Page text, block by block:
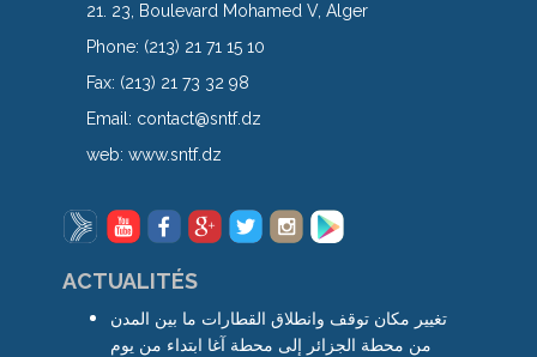
21. 23, Boulevard Mohamed V, Alger
Phone: (213) 21 71 15 10
Fax: (213) 21 73 32 98
Email: contact@sntf.dz
web:www.sntf.dz
ACTUALITÉS
تغيير مكان توقف وانطلاق القطارات ما بين المدن
من محطة الجزائر إلى محطة آغا ابتداء من يوم